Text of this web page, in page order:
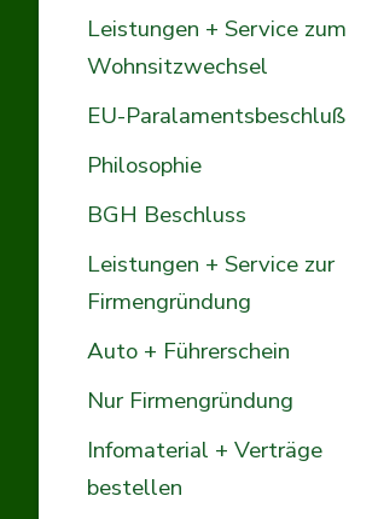
Leistungen + Service zum
Wohnsitzwechsel
EU-Paralamentsbeschluß
Philosophie
BGH Beschluss
Leistungen + Service zur
Firmengründung
Auto + Führerschein
Nur Firmengründung
Infomaterial + Verträge
bestellen